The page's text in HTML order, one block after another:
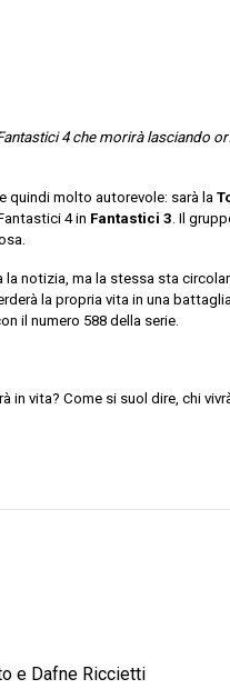
4 che morirà lasciando
quindi molto autorevole: sarà la
4 in Fantastici 3 . Il
la notizia, ma la stessa sta
la propria vita in una
il numero 588 della serie.
in vita? Come si suol dire, chi
e Dafne Riccietti